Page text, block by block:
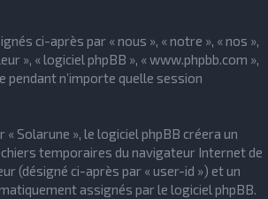
ci-après par « nous », « notre », « nos »,
», « logiciel phpBB », « www.phpbb.com »,
pendant n’importe quelle session
Solarune », le logiciel phpBB créera un
temporaires du navigateur Internet de
(désigné ci-après par « user-id ») et un
assignés par le logiciel phpBB.